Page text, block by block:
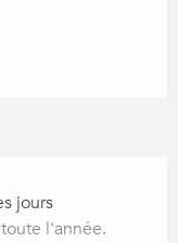
jours
l'année.